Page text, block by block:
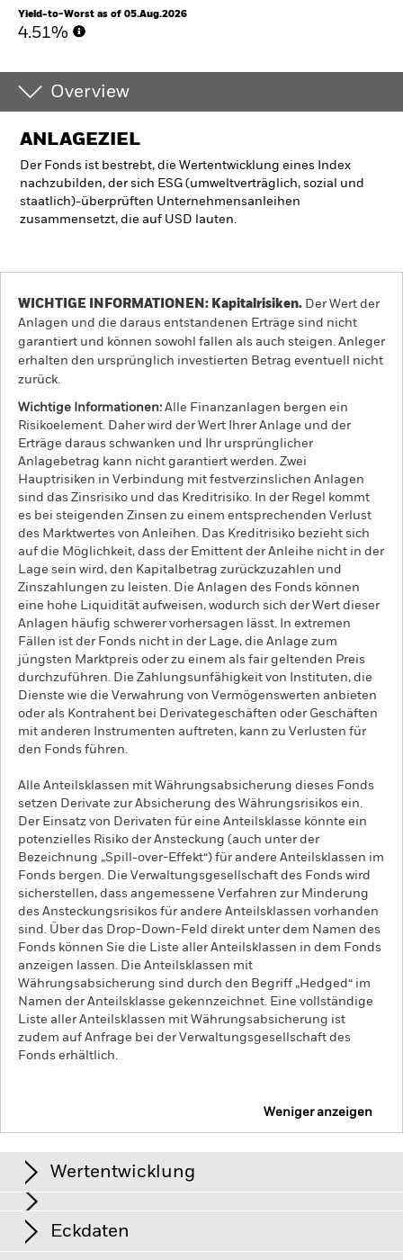
Yield-to-Worst as of 05.Aug.2026
4.51%
Overview
ANLAGEZIEL
Der Fonds ist bestrebt, die Wertentwicklung eines Index
nachzubilden, der sich ESG (umweltverträglich, sozial und
staatlich)-überprüften Unternehmensanleihen
zusammensetzt, die auf USD lauten.
WICHTIGE INFORMATIONEN: Kapitalrisiken. Der Wert der
Anlagen und die daraus entstandenen Erträge sind nicht
garantiert und können sowohl fallen als auch steigen. Anleger
erhalten den ursprünglich investierten Betrag eventuell nicht
zurück.
Wichtige Informationen: Alle Finanzanlagen bergen ein
Risikoelement. Daher wird der Wert Ihrer Anlage und der
Erträge daraus schwanken und Ihr ursprünglicher
Anlagebetrag kann nicht garantiert werden. Zwei
Hauptrisiken in Verbindung mit festverzinslichen Anlagen
sind das Zinsrisiko und das Kreditrisiko. In der Regel kommt
es bei steigenden Zinsen zu einem entsprechenden Verlust
des Marktwertes von Anleihen. Das Kreditrisiko bezieht sich
auf die Möglichkeit, dass der Emittent der Anleihe nicht in der
Lage sein wird, den Kapitalbetrag zurückzuzahlen und
Zinszahlungen zu leisten. Die Anlagen des Fonds können
eine hohe Liquidität aufweisen, wodurch sich der Wert dieser
Anlagen häufig schwerer vorhersagen lässt. In extremen
Fällen ist der Fonds nicht in der Lage, die Anlage zum
jüngsten Marktpreis oder zu einem als fair geltenden Preis
durchzuführen. Die Zahlungsunfähigkeit von Instituten, die
Dienste wie die Verwahrung von Vermögenswerten anbieten
oder als Kontrahent bei Derivategeschäften oder Geschäften
mit anderen Instrumenten auftreten, kann zu Verlusten für
den Fonds führen.
Alle Anteilsklassen mit Währungsabsicherung dieses Fonds
setzen Derivate zur Absicherung des Währungsrisikos ein.
Der Einsatz von Derivaten für eine Anteilsklasse könnte ein
potenzielles Risiko der Ansteckung (auch unter der
Bezeichnung „Spill-over-Effekt“) für andere Anteilsklassen im
Fonds bergen. Die Verwaltungsgesellschaft des Fonds wird
sicherstellen, dass angemessene Verfahren zur Minderung
des Ansteckungsrisikos für andere Anteilsklassen vorhanden
sind. Über das Drop-Down-Feld direkt unter dem Namen des
Fonds können Sie die Liste aller Anteilsklassen in dem Fonds
anzeigen lassen. Die Anteilsklassen mit
Währungsabsicherung sind durch den Begriff „Hedged“ im
Namen der Anteilsklasse gekennzeichnet. Eine vollständige
Liste aller Anteilsklassen mit Währungsabsicherung ist
zudem auf Anfrage bei der Verwaltungsgesellschaft des
Fonds erhältlich.
Weniger anzeigen
Wertentwicklung
Kreditrisiken, Zinsschwankungen und/oder der Ausfall eines
Emittenten haben wesentliche Auswirkungen auf die
Eckdaten